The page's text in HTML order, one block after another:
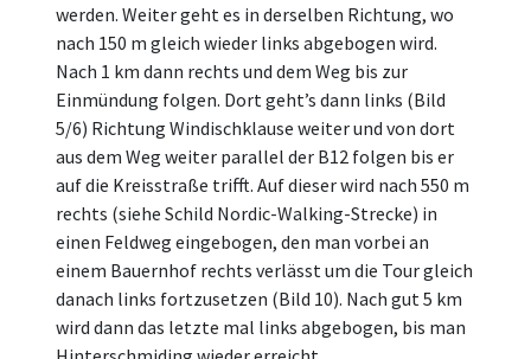
werden. Weiter geht es in derselben Richtung, wo
nach 150 m gleich wieder links abgebogen wird.
Nach 1 km dann rechts und dem Weg bis zur
Einmündung folgen. Dort geht’s dann links (Bild
5/6) Richtung Windischklause weiter und von dort
aus dem Weg weiter parallel der B12 folgen bis er
auf die Kreisstraße trifft. Auf dieser wird nach 550 m
rechts (siehe Schild Nordic-Walking-Strecke) in
einen Feldweg eingebogen, den man vorbei an
einem Bauernhof rechts verlässt um die Tour gleich
danach links fortzusetzen (Bild 10). Nach gut 5 km
wird dann das letzte mal links abgebogen, bis man